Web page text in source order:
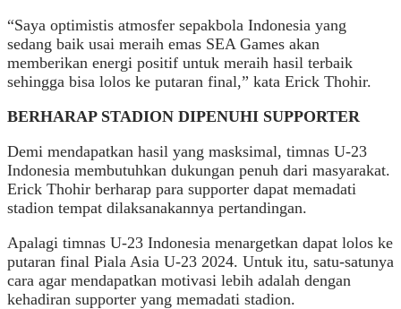
“Saya optimistis atmosfer sepakbola Indonesia yang
sedang baik usai meraih emas SEA Games akan
memberikan energi positif untuk meraih hasil terbaik
sehingga bisa lolos ke putaran final,” kata Erick Thohir.
BERHARAP STADION DIPENUHI SUPPORTER
Demi mendapatkan hasil yang masksimal, timnas U-23
Indonesia membutuhkan dukungan penuh dari masyarakat.
Erick Thohir berharap para supporter dapat memadati
stadion tempat dilaksanakannya pertandingan.
Apalagi timnas U-23 Indonesia menargetkan dapat lolos ke
putaran final Piala Asia U-23 2024. Untuk itu, satu-satunya
cara agar mendapatkan motivasi lebih adalah dengan
kehadiran supporter yang memadati stadion.